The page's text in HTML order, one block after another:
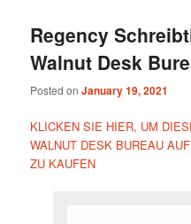
Regency
Walnut Desk
Posted onJanuary 19, 2021
KLICKEN SIE HIER, UM
WALNUT DESK BUREAU
ZU KAUFEN